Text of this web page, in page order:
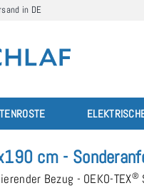
in DE
cm -
Bezug - OEKO-TEX®